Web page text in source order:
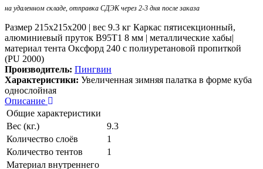
на удаленном складе, отправка СДЭК через 2-3 дня после заказа
Размер 215х215х200 | вес 9.3 кг Каркас пятисекционный,
алюминиевый пруток В95Т1 8 мм | металлические хабы|
материал тента Оксфорд 240 с полиуретановой пропиткой
(PU 2000)
Производитель: Пингвин
Характеристики: Увеличенная зимняя палатка в форме куба
однослойная
Описание
Общие характеристики
Вес (кг.)
9.3
Количество слоёв
1
Количество тентов
1
Материал внутреннего